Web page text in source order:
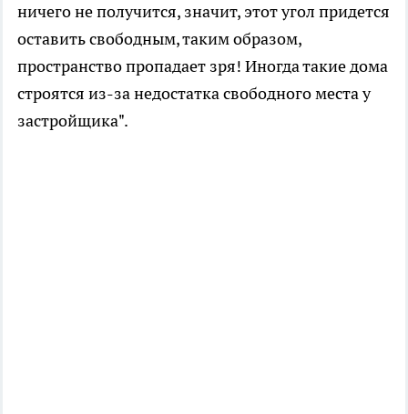
ничего не получится, значит, этот угол придется
оставить свободным, таким образом,
пространство пропадает зря! Иногда такие дома
строятся из-за недостатка свободного места у
застройщика".